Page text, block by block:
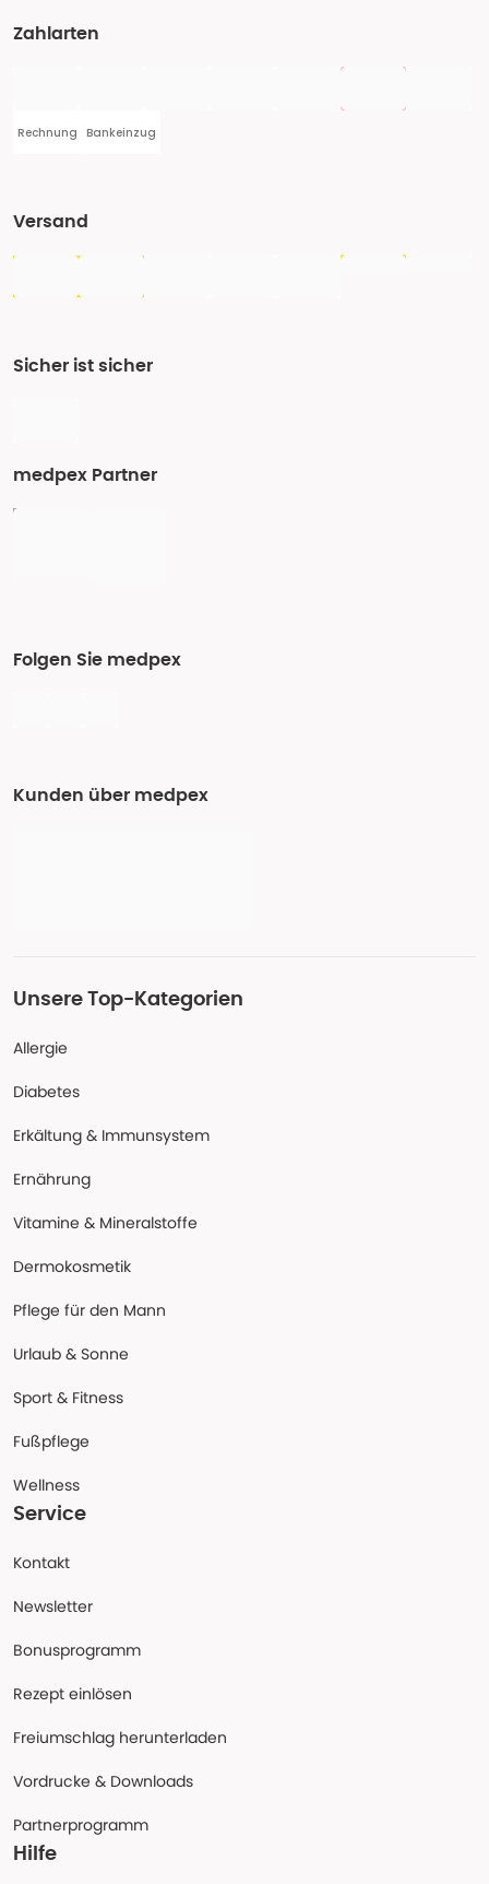
Zahlarten
Rechnung Bankeinzug
Versand
Sicher ist sicher
medpex Partner
Folgen Sie medpex
Kunden über medpex
Unsere Top-Kategorien
Allergie
Diabetes
Erkältung & Immunsystem
Ernährung
Vitamine & Mineralstoffe
Dermokosmetik
Pflege für den Mann
Urlaub & Sonne
Sport & Fitness
Fußpflege
Wellness
Service
Kontakt
Newsletter
Bonusprogramm
Rezept einlösen
Freiumschlag herunterladen
Vordrucke & Downloads
Partnerprogramm
Hilfe